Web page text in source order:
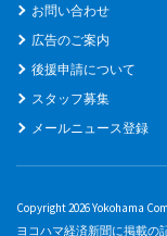
お問い合わせ
広告のご案内
後援申請について
スタッフ募集
メールニュース登録
Copyright 2026 Yokohama
ヨコハマ経済新聞に掲載の